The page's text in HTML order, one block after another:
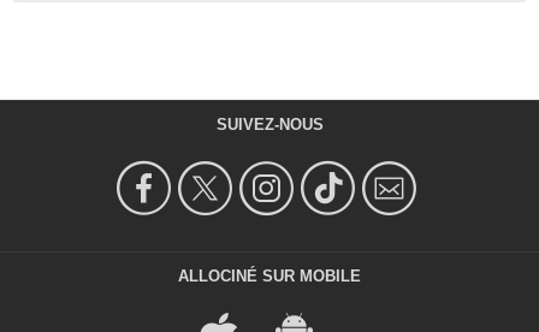
SUIVEZ-NOUS
ALLOCINÉ SUR MOBILE